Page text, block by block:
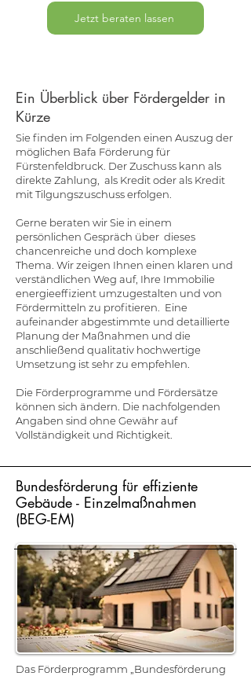
Jetzt beraten lassen
Ein Überblick über Fördergelder in
Kürze
Sie finden im Folgenden einen Auszug der
möglichen Bafa Förderung für
Fürstenfeldbruck. Der Zuschuss kann als
direkte Zahlung, als Kredit oder als Kredit
mit Tilgungszuschuss erfolgen.
Gerne beraten wir Sie in einem
persönlichen Gespräch über dieses
chancenreiche und doch komplexe
Thema. Wir zeigen Ihnen einen klaren und
verständlichen Weg auf, Ihre Immobilie
energieeffizient umzugestalten und von
Fördermitteln zu profitieren. Eine
aufeinander abgestimmte und detaillierte
Planung der Maßnahmen und die
anschließend qualitativ hochwertige
Umsetzung ist sehr zu empfehlen. ​
Die Förderprogramme und Fördersätze
können sich ändern. Die nachfolgenden
Angaben sind ohne Gewähr auf
Vollständigkeit und Richtigkeit.
Bundesförderung für effiziente
Gebäude - Einzelmaßnahmen
(BEG-EM)
Das Förderprogramm „Bundesförderung